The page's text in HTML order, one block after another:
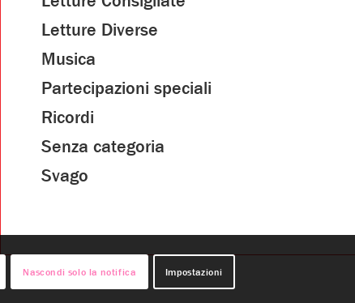
Letture Diverse
Musica
Partecipazioni speciali
Ricordi
Senza categoria
Svago
Nascondi solo la notifica Impostazioni